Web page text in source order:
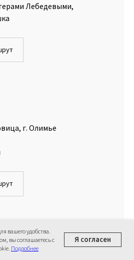
Лебедевыми,
г. Олимье
вашего удобства.
вы соглашаетесь с
Подробнее
Я согласен